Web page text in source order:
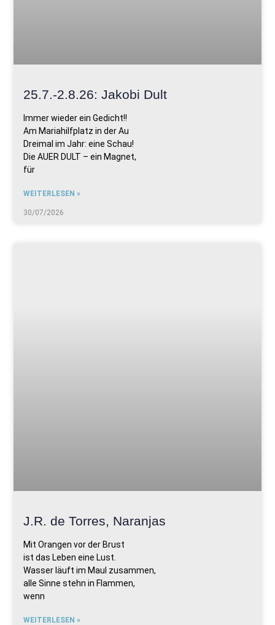
25.7.-2.8.26: Jakobi Dult
Immer wieder ein Gedicht!!
Am Mariahilfplatz in der Au
Dreimal im Jahr: eine Schau!
Die AUER DULT – ein Magnet,
für
WEITERLESEN »
30/07/2026
J.R. de Torres, Naranjas
Mit Orangen vor der Brust
ist das Leben eine Lust.
Wasser läuft im Maul zusammen,
alle Sinne stehn in Flammen,
wenn
WEITERLESEN »